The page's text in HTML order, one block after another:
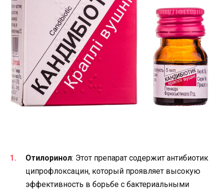
Отилоринол: Этот препарат содержит антибиотик
ципрофлоксацин, который проявляет высокую
эффективность в борьбе с бактериальными